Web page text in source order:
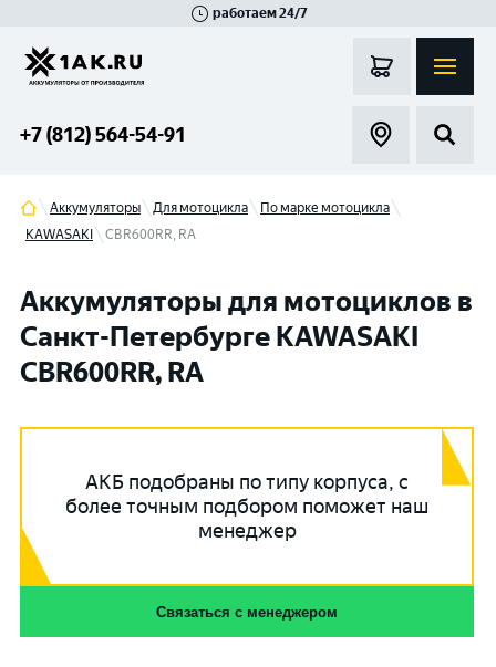
работаем 24/7
+7 (812) 564-54-91
Аккумуляторы Для мотоцикла
По марке мотоцикла
KAWASAKI
CBR600RR, RA
Аккумуляторы для мотоциклов в
Санкт-Петербурге KAWASAKI
CBR600RR, RA
АКБ подобраны по типу корпуса, с
более точным подбором поможет наш
менеджер
Связаться с менеджером
Гатчина